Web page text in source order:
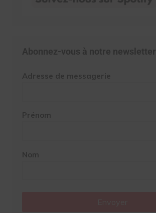
Abonnez-vous à notre newsletter
Adresse de messagerie
Prénom
Nom